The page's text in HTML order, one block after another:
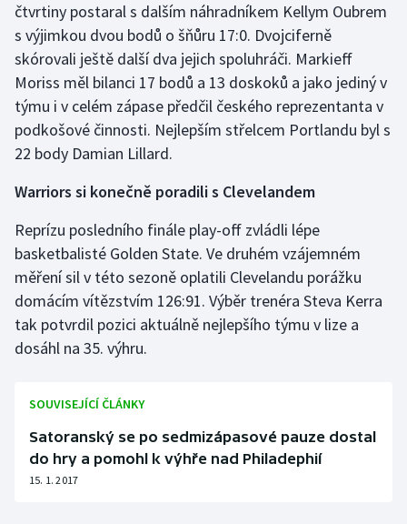
Lyže a snowboard
Moderní pětiboj
Motorsport
Olympijské hry
Parasport
Plavání
Plážový volejbal
Ragby
Rychlobruslení
Rychlostní kanoistika
Short track
čtvrtiny postaral s dalším náhradníkem Kellym Oubrem
s výjimkou dvou bodů o šňůru 17:0. Dvojciferně
skórovali ještě další dva jejich spoluhráči. Markieff
Moriss měl bilanci 17 bodů a 13 doskoků a jako jediný v
týmu i v celém zápase předčil českého reprezentanta v
podkošové činnosti. Nejlepším střelcem Portlandu byl s
22 body Damian Lillard.
Warriors si konečně poradili s Clevelandem
Reprízu posledního finále play-off zvládli lépe
basketbalisté Golden State. Ve druhém vzájemném
měření sil v této sezoně oplatili Clevelandu porážku
domácím vítězstvím 126:91. Výběr trenéra Steva Kerra
tak potvrdil pozici aktuálně nejlepšího týmu v lize a
dosáhl na 35. výhru.
SOUVISEJÍCÍ ČLÁNKY
Satoranský se po sedmizápasové pauze dostal
do hry a pomohl k výhře nad Philadephií
15. 1. 2017